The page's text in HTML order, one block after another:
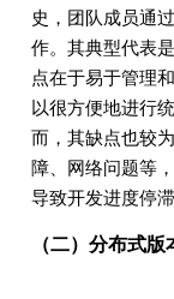
史，团队成员通
作。其典型代表
点在于易于管理
以很方便地进行
而，其缺点也较
障、网络问题等
导致开发进度停滞
（二）分布式版